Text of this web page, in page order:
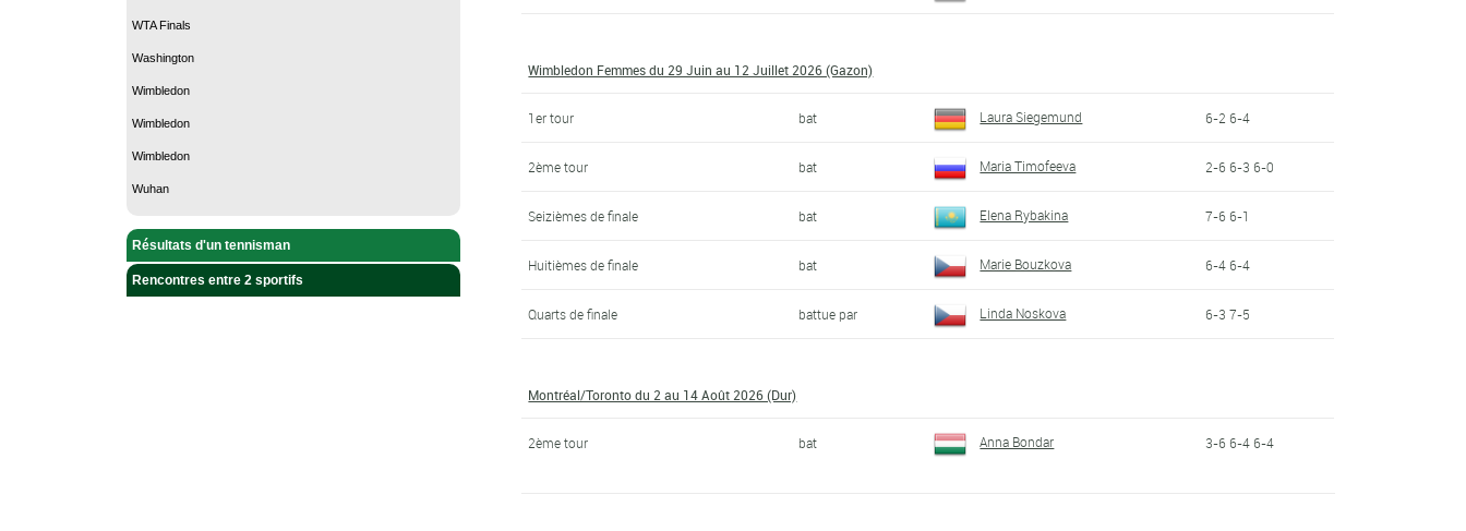
WTA Finals
Washington
Wimbledon
Wimbledon
Wimbledon
Wuhan
Résultats d'un tennisman
Rencontres entre 2 sportifs
Wimbledon Femmes du 29 Juin au 12 Juillet 2026 (Gazon)
1er tour bat Laura Siegemund 6-2 6-4
2ème tour bat Maria Timofeeva 2-6 6-3 6-0
Seizièmes de finale bat Elena Rybakina 7-6 6-1
Huitièmes de finale bat Marie Bouzkova 6-4 6-4
Quarts de finale battue par Linda Noskova 6-3 7-5
Montréal/Toronto du 2 au 14 Août 2026 (Dur)
2ème tour bat Anna Bondar 3-6 6-4 6-4